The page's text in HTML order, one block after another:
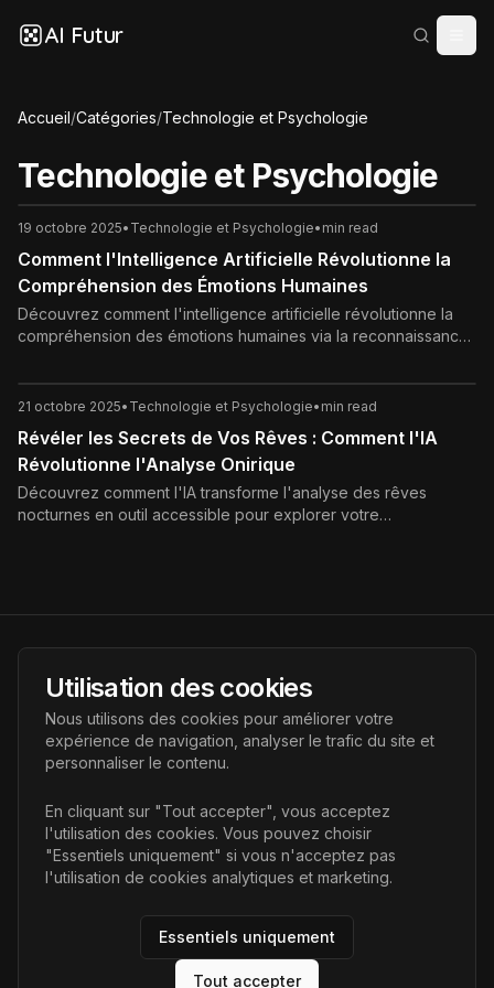
AI Futur
Accueil/Catégories/Technologie et Psychologie
Technologie et Psychologie
19 octobre 2025• Technologie et Psychologie• min read
Comment l'Intelligence Artificielle Révolutionne la
Compréhension des Émotions Humaines
Découvrez comment l'intelligence artificielle révolutionne la
compréhension des émotions humaines via la reconnaissance
mentale, éducation et plus.
21 octobre 2025• Technologie et Psychologie• min read
Révéler les Secrets de Vos Rêves : Comment l'IA
Révolutionne l'Analyse Onirique
Découvrez comment l'IA transforme l'analyse des rêves
nocturnes en outil accessible pour explorer votre
AI Futur
Portail de l'avenir de l'intelligence artificielle, vous aidant à
découvrir les dernières technologies IA.
Liens
Accueil
Articles
AI Futur. Tous droits réservés.
Utilisation des cookies
Nous utilisons des cookies pour améliorer votre
expérience de navigation, analyser le trafic du site et
personnaliser le contenu.
En cliquant sur "Tout accepter", vous acceptez
l'utilisation des cookies. Vous pouvez choisir
"Essentiels uniquement" si vous n'acceptez pas
l'utilisation de cookies analytiques et marketing.
Essentiels uniquement
Tout accepter